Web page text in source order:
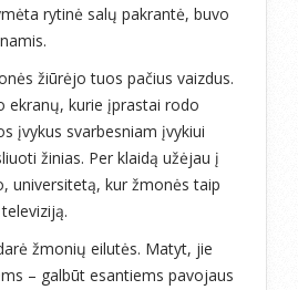
rytinė salų pakrantė, buvo
žiūrėjo tuos pačius vaizdus.
ekranų, kurie įprastai rodo
įvykus svarbesniam įvykiui
žinias. Per klaidą užėjau į
universitetą, kur žmonės taip
žmonių eilutės. Matyt, jie
– galbūt esantiems pavojaus